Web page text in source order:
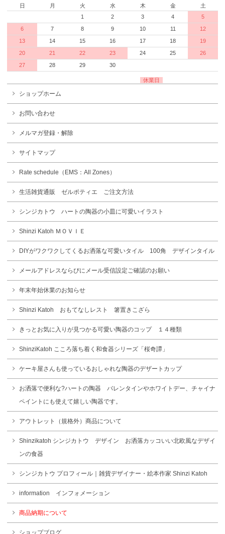
日
月 火 水 木 金
土
1
2 3 4
5
6
7 8 9 10 11
12
13
14 15 16 17 18
19
20
21 22 23 24 25
26
27
28 29 30
休業日
ショップホーム
お問い合わせ
メルマガ登録・解除
サイトマップ
Rate schedule（EMS：All Zones）
生活雑貨通販 ゼルポティエ ご注文方法
シンジカトウ ハートの陶器の小皿に可愛いイラスト
Shinzi Katoh ＭＯＶＩＥ
DIYがワクワクしてくるお洒落な可愛いタイル 100角 デザインタイル
メールアドレスならびにメール受信設定ご確認のお願い
年末年始休業のお知らせ
Shinzi Katoh おもてなしレスト 箸置きこざら
きっとお気に入りが見つかる可愛い陶器のコップ １４種類
ShinziKatoh こころ落ち着く和食器シリーズ「桜奇譚」
ケーキ屋さんも使っているおしゃれな陶器のデザートカップ
お洒落で便利な?ハートの陶器 バレンタインやホワイトデー、チャイナ
ペイントにも使えて嬉しい陶器です。
アウトレット（規格外）商品について
Shinzikatoh シンジカトウ デザイン お洒落カッコいい北欧風なデザイ
ンの食器
シンジカトウ プロフィール｜雑貨デザイナー・絵本作家 Shinzi Katoh
information インフォメーション
商品納期について
ショップブログ